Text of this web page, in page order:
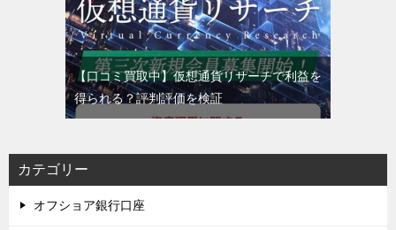
【口コミ買取中】仮想通貨リサーチで利益を
得られる？評判評価を検証
カテゴリー
オフショア銀行口座